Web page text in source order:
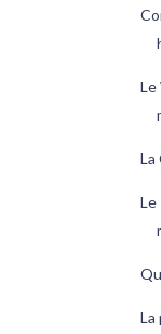
Le
La
Le
La